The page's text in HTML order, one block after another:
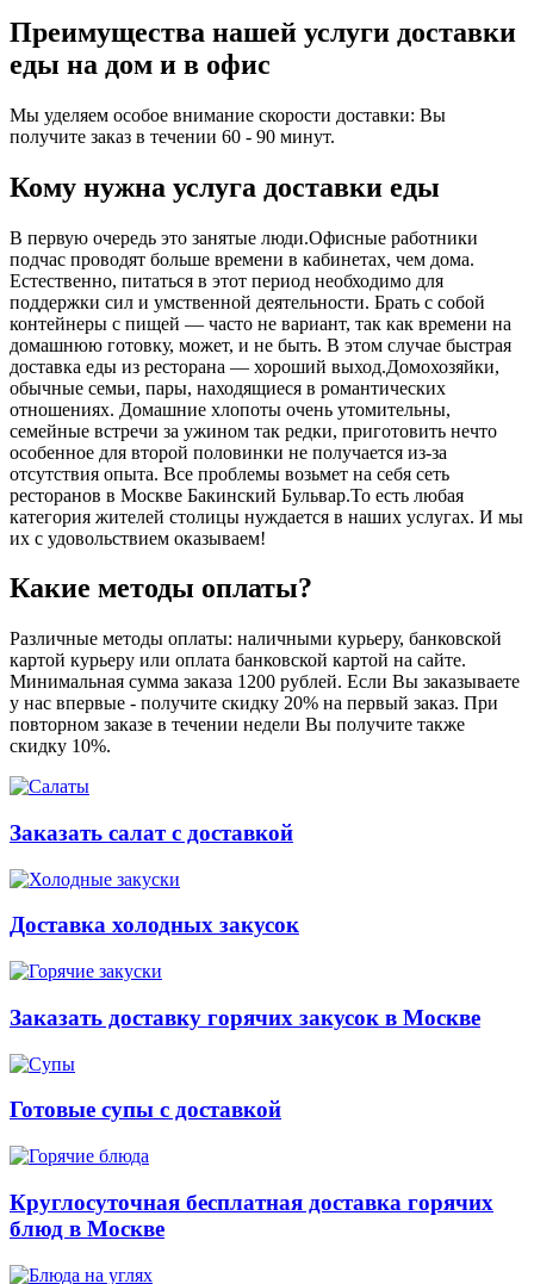
Преимущества нашей услуги доставки
еды на дом и в офис
Мы уделяем особое внимание скорости доставки: Вы
получите заказ в течении 60 - 90 минут.
Кому нужна услуга доставки еды
В первую очередь это занятые люди.Офисные работники
подчас проводят больше времени в кабинетах, чем дома.
Естественно, питаться в этот период необходимо для
поддержки сил и умственной деятельности. Брать с собой
контейнеры с пищей ― часто не вариант, так как времени на
домашнюю готовку, может, и не быть. В этом случае быстрая
доставка еды из ресторана ― хороший выход.Домохозяйки,
обычные семьи, пары, находящиеся в романтических
отношениях. Домашние хлопоты очень утомительны,
семейные встречи за ужином так редки, приготовить нечто
особенное для второй половинки не получается из-за
отсутствия опыта. Все проблемы возьмет на себя сеть
ресторанов в Москве Бакинский Бульвар.То есть любая
категория жителей столицы нуждается в наших услугах. И мы
их с удовольствием оказываем!
Какие методы оплаты?
Различные методы оплаты: наличными курьеру, банковской
картой курьеру или оплата банковской картой на сайте.
Минимальная сумма заказа 1200 рублей. Если Вы заказываете
у нас впервые - получите скидку 20% на первый заказ. При
повторном заказе в течении недели Вы получите также
скидку 10%.
Заказать салат с доставкой
Доставка холодных закусок
Заказать доставку горячих закусок в Москве
Готовые супы с доставкой
Круглосуточная бесплатная доставка горячих
блюд в Москве